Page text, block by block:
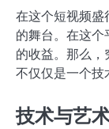
在这个短视频盛
的舞台。在这个
的收益。那么，
不仅仅是一个技
技术与艺